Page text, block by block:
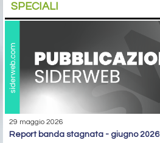
SPECIALI
29 maggio 2026
report banda stagnata - giugno 2026